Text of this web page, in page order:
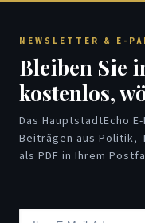
NEWSLETTER & E-
Bleiben Sie
kostenlos,
Das HauptstadtEcho
Beiträgen aus Politik,
als PDF in Ihrem